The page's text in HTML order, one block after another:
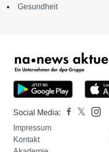
Gesundheit
Social Media:
Impressum
Kontakt